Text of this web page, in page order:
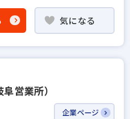
気になる
営業所）
企業ページ